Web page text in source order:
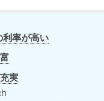
率が高い
実